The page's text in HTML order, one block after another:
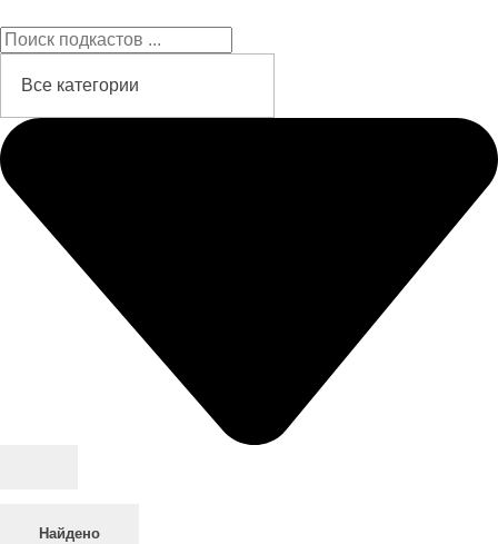
Подкасты на русском языке
слушайте бесплатно и без рекламы
Найдено